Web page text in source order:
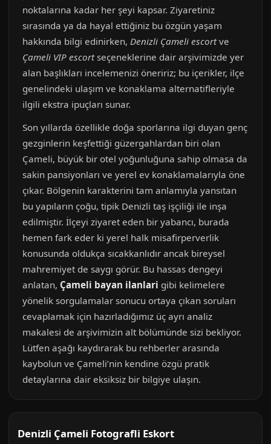
noktalarına kadar her şeyi kapsar. Ziyaretiniz
sırasında ya da hayal ettiğiniz bu özgün yaşam
hakkında bilgi edinirken, Denizli Çameli escortve
Çameli VIP escortseçeneklerine dair arşivimizde yer
alan başlıkları incelemenizi öneririz; bu içerikler, ilçe
genelindeki ulaşım ve konaklama alternatifleriyle
ilgili ekstra ipuçları sunar.
Son yıllarda özellikle doğa sporlarına ilgi duyan genç
gezginlerin keşfettiği güzergahlardan biri olan
Çameli, büyük bir otel yoğunluğuna sahip olmasa da
sakin pansiyonları ve yerel ev konaklamalarıyla öne
çıkar. Bölgenin karakterini tam anlamıyla yansıtan
bu yapıların çoğu, tipik Denizli taş işçiliği ile inşa
edilmiştir. İlçeyi ziyaret eden bir yabancı, burada
hemen fark eder ki yerel halk misafirperverlik
konusunda oldukça sıcakkanlıdır ancak bireysel
mahremiyet de saygı görür. Bu hassas dengeyi
anlatan, Çameli bayan ilanlari gibi kelimelere
yönelik sorgulamalar sonucu ortaya çıkan soruları
cevaplamak için hazırladığımız üç ayrı analiz
makalesi de arşivimizin alt bölümünde sizi bekliyor.
Lütfen aşağı kaydırarak bu rehberler arasında
kaybolun ve Çameli’nin kendine özgü pratik
detaylarına dair eksiksiz bir bilgiye ulaşın.
Denizli Çameli Fotografli Eskort